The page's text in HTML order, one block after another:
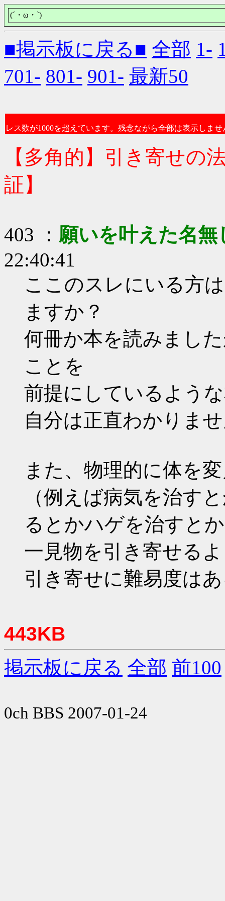
(´・ω・`)
■掲示板に戻る■ 全部 1-
701- 801- 901- 最新50
レス数が1000を超えています。残念ながら全部は表示しませ
【多角的】引き寄せの
証】
403 ： 願いを叶えた名無
22:40:41
ここのスレにいる方
ますか？
何冊か本を読みまし
ことを
前提にしているよう
自分は正直わかりま
また、物理的に体を
（例えば病気を治す
るとかハゲを治すと
一見物を引き寄せる
引き寄せに難易度は
443KB
掲示板に戻る 全部 前100
0ch BBS 2007-01-24